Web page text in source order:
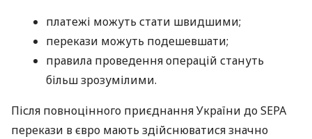
платежі можуть стати швидшими;
перекази можуть подешевшати;
правила проведення операцій стануть
більш зрозумілими.
Після повноцінного приєднання України до SEPA
перекази в євро мають здійснюватися значно